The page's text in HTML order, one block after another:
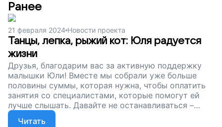
Ранее
21 февраля 2024 Новости проекта
Танцы, лепка, рыжий кот: Юля радуется
жизни
Друзья, благодарим вас за активную поддержку
малышки Юли! Вместе мы собрали уже больше
половины суммы, которая нужна, чтобы оплатить
занятия со специалистами, которые помогут ей
лучше слышать. Давайте не останавливаться –
откроем Юле мир звуков.
Читать